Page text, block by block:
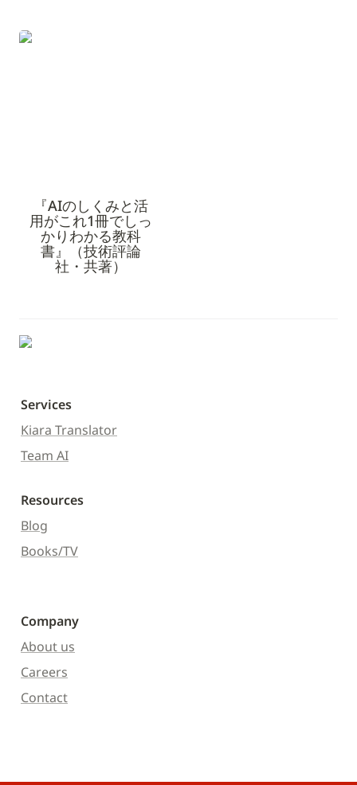
『AIのしくみと活用がこ
『AIのしくみと活
用がこれ1冊でしっ
かりわかる教科
書』（技術評論
社・共著）
Services
Kiara Translator
Team AI
Resources
Blog
Books/TV
Company
About us
Careers
Contact